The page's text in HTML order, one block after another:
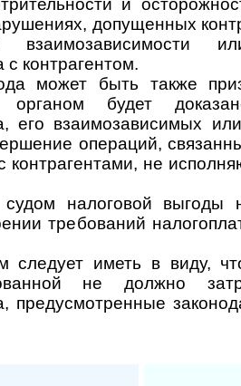
и
допущенных
с контрагентом.
может быть также
будет
его взаимозависимых
операций,
контрагентами, не
налоговой выгоды
требований
следует иметь в виду,
не должно
предусмотренные